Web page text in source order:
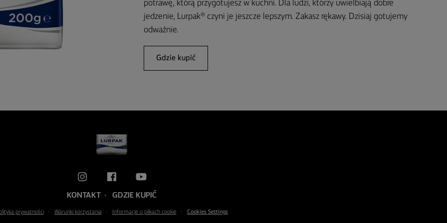
potrawę, którą przygotujesz w kuchni. Dla ludzi, którzy uwielbiają dobre
jedzenie, Lurpak® czyni je jeszcze lepszym. Zakasz rękawy. Dzisiaj gotujemy
odważnie.
Gdzie kupić
KONTAKT GDZIE KUPIĆ
prywatności Warunki korzystania Informacje o plikach cookie Cookies Settings